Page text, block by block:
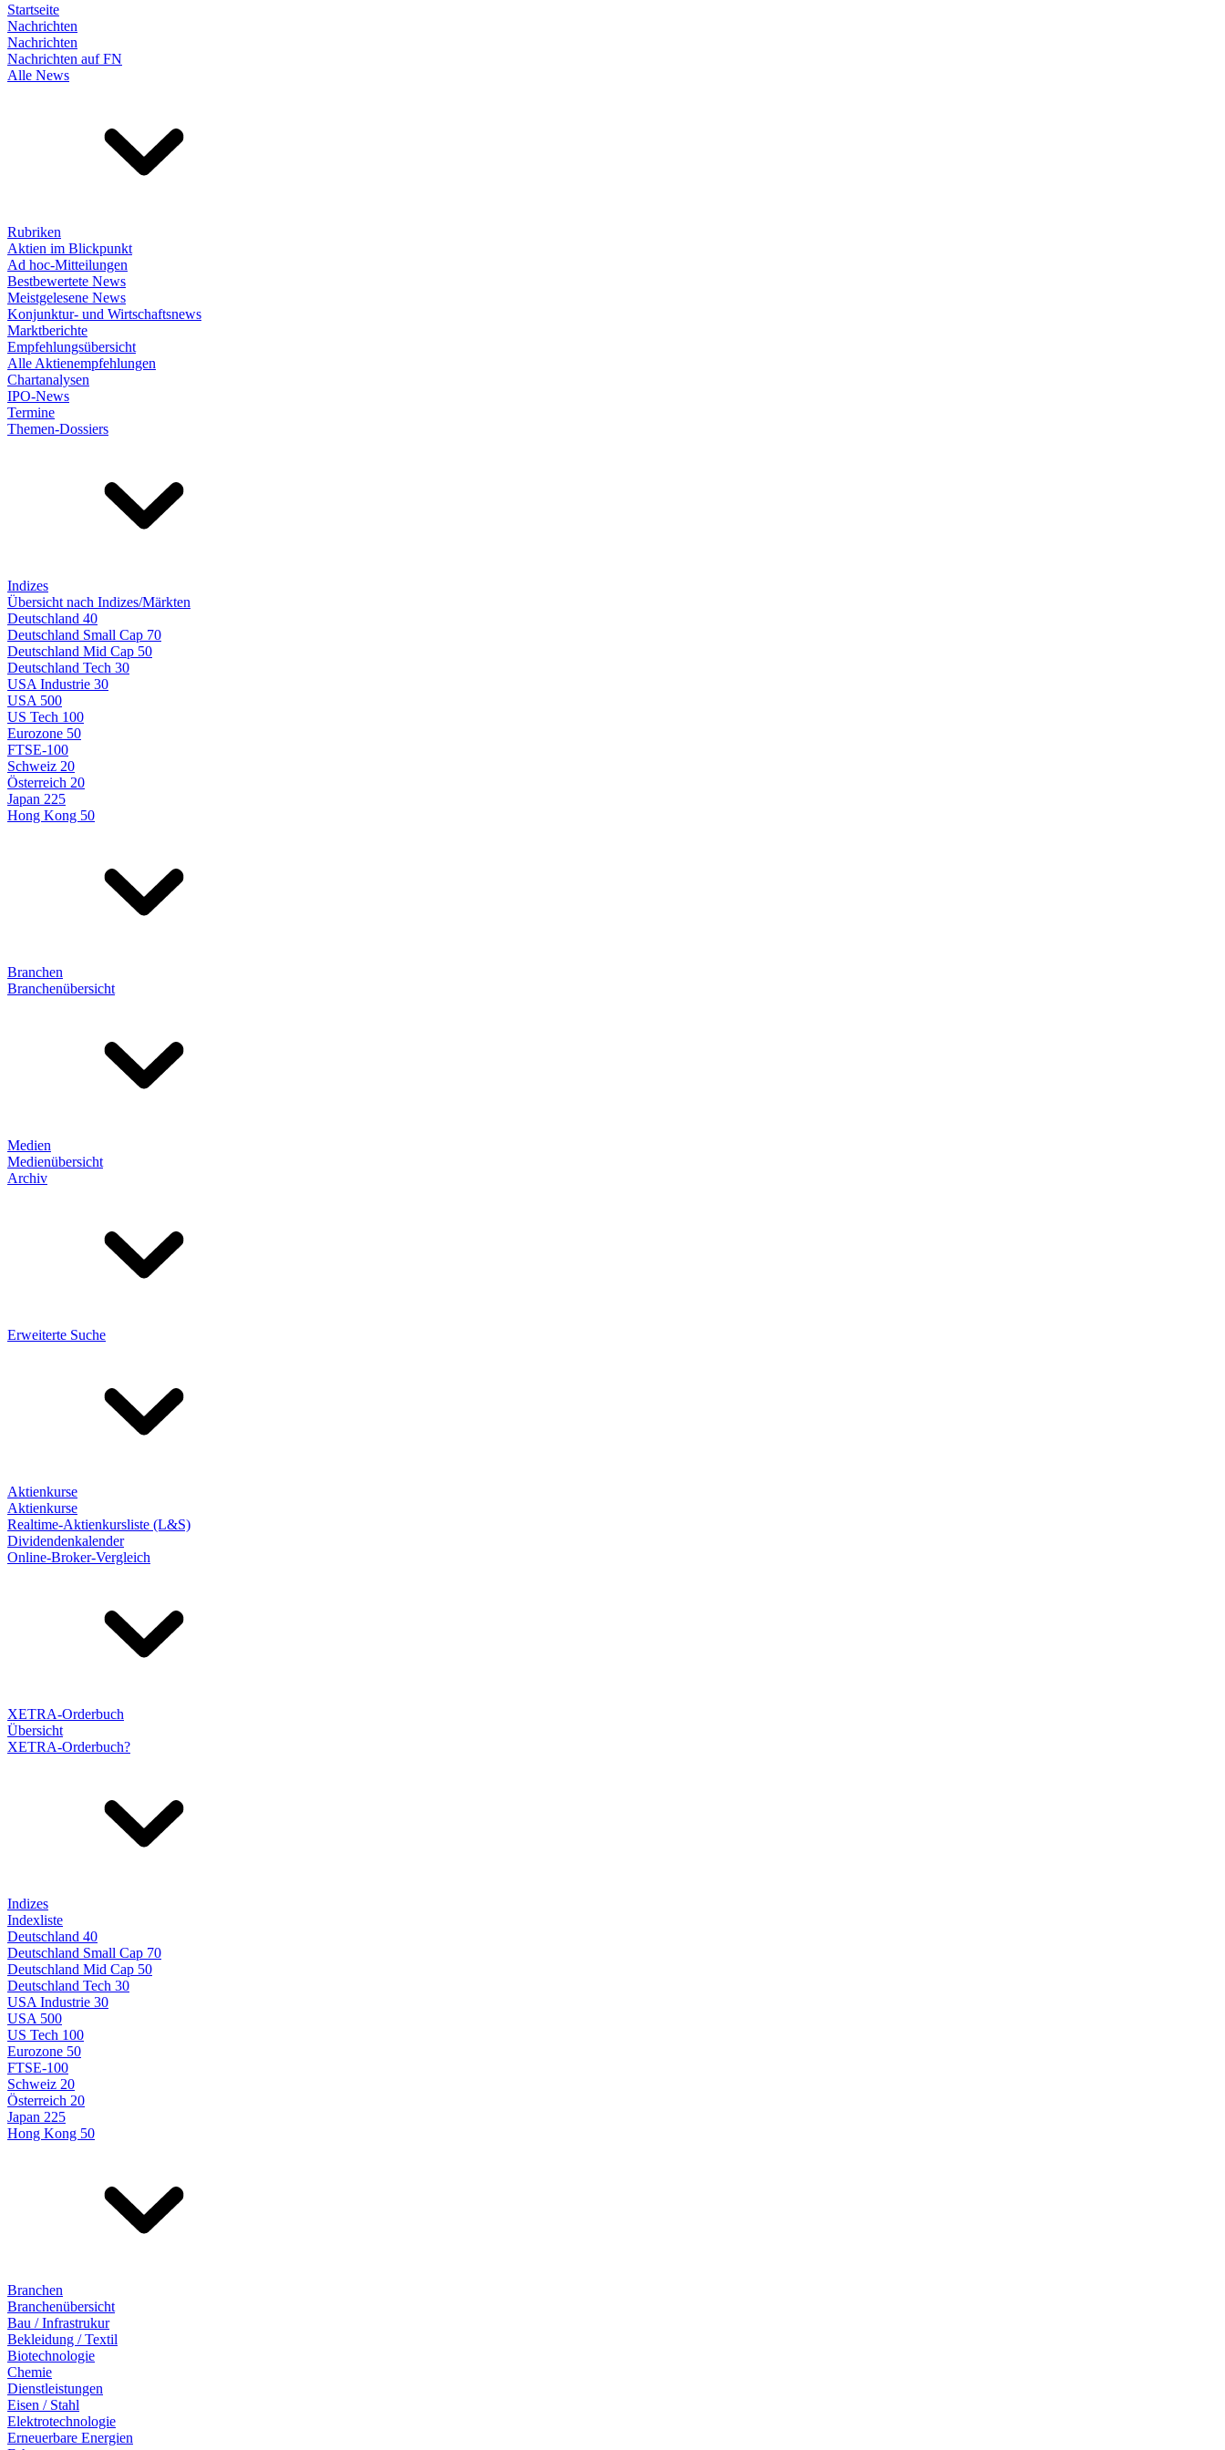
Startseite
Nachrichten
Nachrichten
Nachrichten auf FN
Alle News
Rubriken
Aktien im Blickpunkt
Ad hoc-Mitteilungen
Bestbewertete News
Meistgelesene News
Konjunktur- und Wirtschaftsnews
Marktberichte
Empfehlungsübersicht
Alle Aktienempfehlungen
Chartanalysen
IPO-News
Termine
Themen-Dossiers
Indizes
Übersicht nach Indizes/Märkten
Deutschland 40
Deutschland Small Cap 70
Deutschland Mid Cap 50
Deutschland Tech 30
USA Industrie 30
USA 500
US Tech 100
Eurozone 50
FTSE-100
Schweiz 20
Österreich 20
Japan 225
Hong Kong 50
Branchen
Branchenübersicht
Medien
Medienübersicht
Archiv
Erweiterte Suche
Aktienkurse
Aktienkurse
Realtime-Aktienkursliste (L&S)
Dividendenkalender
Online-Broker-Vergleich
XETRA-Orderbuch
Übersicht
XETRA-Orderbuch?
Indizes
Indexliste
Deutschland 40
Deutschland Small Cap 70
Deutschland Mid Cap 50
Deutschland Tech 30
USA Industrie 30
USA 500
US Tech 100
Eurozone 50
FTSE-100
Schweiz 20
Österreich 20
Japan 225
Hong Kong 50
Branchen
Branchenübersicht
Bau / Infrastrukur
Bekleidung / Textil
Biotechnologie
Chemie
Dienstleistungen
Eisen / Stahl
Elektrotechnologie
Erneuerbare Energien